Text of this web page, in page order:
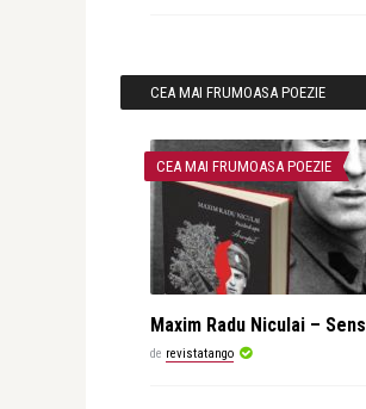
CEA MAI FRUMOASA POEZIE
CEA MAI FRUMOASA POEZIE
Maxim Radu Niculai – Sens
de revistatango